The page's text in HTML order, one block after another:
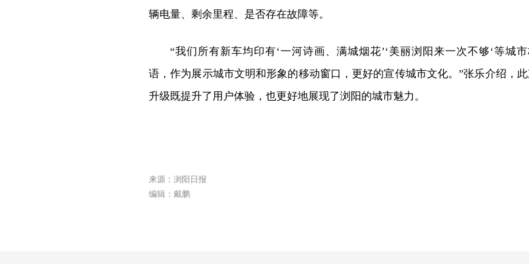
辆电量、剩余里程、是否存在故障等。
“我们所有新车均印有‘一河诗画、满城烟花’‘美丽浏阳来一次不够‘等城
语，作为展示城市文明和形象的移动窗口，更好的宣传城市文化。”张乐介绍，
升级既提升了用户体验，也更好地展现了浏阳的城市魅力。
来源：浏阳日报
编辑：戴鹏